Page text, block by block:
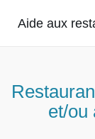
Aide aux
et/ou